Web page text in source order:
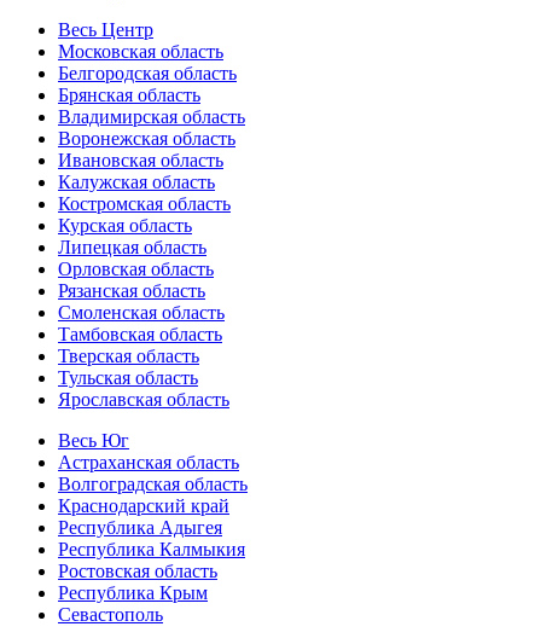
Весь Центр
Московская область
Белгородская область
Брянская область
Владимирская область
Воронежская область
Ивановская область
Калужская область
Костромская область
Курская область
Липецкая область
Орловская область
Рязанская область
Смоленская область
Тамбовская область
Тверская область
Тульская область
Ярославская область
Весь Юг
Астраханская область
Волгоградская область
Краснодарский край
Республика Адыгея
Республика Калмыкия
Ростовская область
Республика Крым
Севастополь